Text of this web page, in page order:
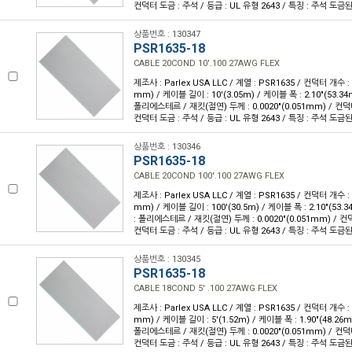
컨덕터 도금 : 주석 / 등급 : UL 유형 2643 / 특징 : 주석 도금
상품번호 : 130347
PSR1635-18
CABLE 20COND 10'.100 27AWG FLEX
제조사 : Parlex USA LLC / 계열 : PSR1635 / 컨덕터 개수
mm) / 케이블 길이 : 10'(3.05m) / 케이블 폭 :
폴리에스테르 / 재킷(절연) 두께 : 0.0020"(0.051mm) / 컨덕
컨덕터 도금 : 주석 / 등급 : UL 유형 2643 / 특징 : 주석 도금
상품번호 : 130346
PSR1635-18
CABLE 20COND 100'.100 27AWG FLEX
제조사 : Parlex USA LLC / 계열 : PSR1635 / 컨덕터 개수
mm) / 케이블 길이 : 100'(30.5m) / 케이블 폭 :
: 폴리에스테르 / 재킷(절연) 두께 : 0.0020"(0.051mm) / 컨
컨덕터 도금 : 주석 / 등급 : UL 유형 2643 / 특징 : 주석 도금
상품번호 : 130345
PSR1635-18
CABLE 18COND 5' .100 27AWG FLEX
제조사 : Parlex USA LLC / 계열 : PSR1635 / 컨덕터 개수
mm) / 케이블 길이 : 5'(1.52m) / 케이블 폭 :
폴리에스테르 / 재킷(절연) 두께 : 0.0020"(0.051mm) / 컨덕
컨덕터 도금 : 주석 / 등급 : UL 유형 2643 / 특징 : 주석 도금